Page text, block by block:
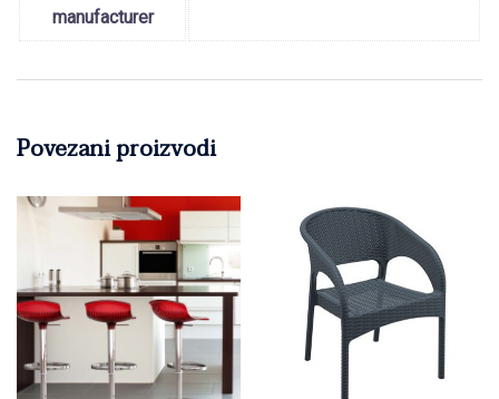
manufacturer
Povezani proizvodi